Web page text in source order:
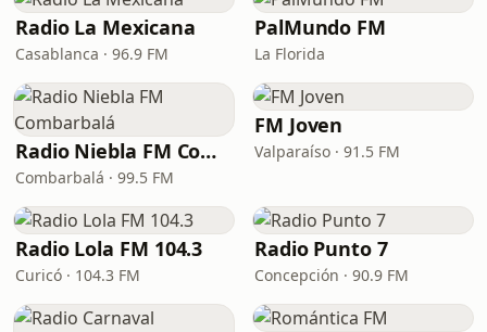
Radio La Mexicana
Casablanca · 96.9 FM
PalMundo FM
La Florida
Radio Niebla FM Combarbalá
Combarbalá · 99.5 FM
FM Joven
Valparaíso · 91.5 FM
Radio Lola FM 104.3
Curicó · 104.3 FM
Radio Punto 7
Concepción · 90.9 FM